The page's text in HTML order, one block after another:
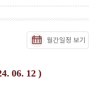
월간일정 보기
06. 12 )